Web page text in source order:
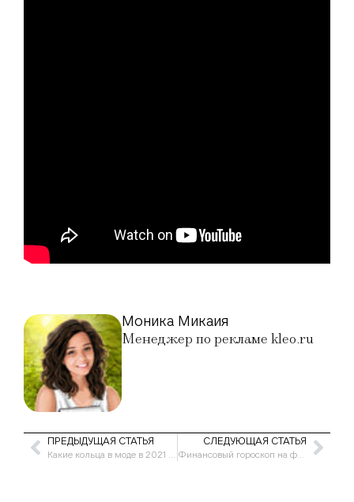
Моника Микаия
Менеджер по рекламе kleo.ru
ПРЕДЫДУЩАЯ СТАТЬЯ
Какие кольца в моде в 2021 году
СЛЕДУЮЩАЯ СТАТЬЯ
Финансовый гороскоп на февраль 2021 года по знакам зодиака